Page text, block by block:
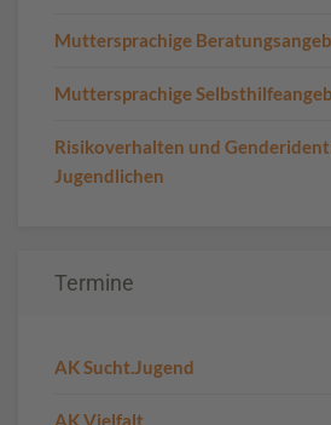
Muttersprachige
Muttersprachige
Risikoverhalten und
Jugendlichen
Termine
AK Sucht.Jugend
AK Vielfalt